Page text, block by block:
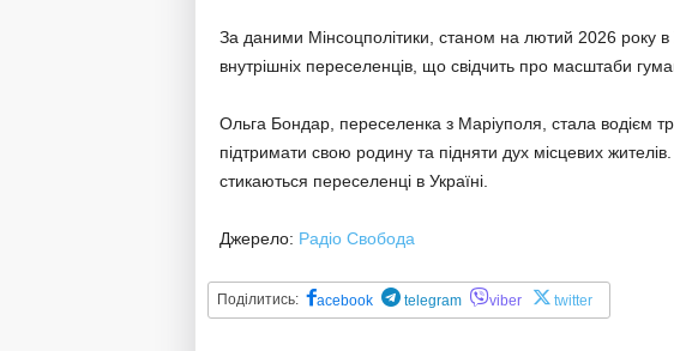
За даними Мінсоцполітики, станом на лютий 2026 року в
внутрішніх переселенців, що свідчить про масштаби
Ольга Бондар, переселенка з Маріуполя, стала водієм
підтримати свою родину та підняти дух місцевих жителів.
стикаються переселенці в Україні.
Джерело: Радіо Свобода
Поділитись: acebook telegram viber twitter